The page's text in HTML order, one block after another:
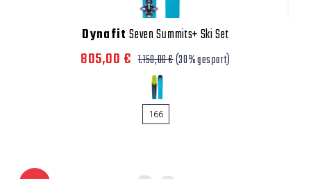
Dynafit Seven Summits+ Ski Set
805,00 € 1.150,00 €(30% gespart)
166